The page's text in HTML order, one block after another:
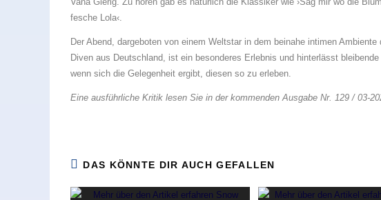
fesche Lola‹.
Der Abend, dargeboten von einem Weltstar in dem beinahe intimen
Diven aus Deutschland, ist ein besonderes Erlebnis und hinterlässt
wenn sich die Gelegenheit ergibt, diesen so zu erleben.
Eine ausführliche Kritik lesen Sie in der kommenden Ausgabe Nr. 129 / 03-
DAS KÖNNTE DIR AUCH GEFALLEN